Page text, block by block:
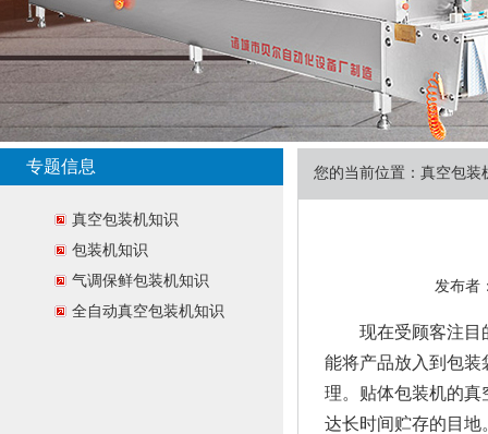
专题信息
真空包装机知识
包装机知识
气调保鲜包装机知识
全自动真空包装机知识
您的当前位置： 真空包装
发布者
现在受顾客注目的
能将产品放入到包装
理。贴体包装机的真
达长时间贮存的目地